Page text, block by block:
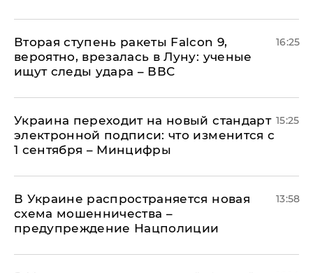
Вторая ступень ракеты Falcon 9,
вероятно, врезалась в Луну: ученые
ищут следы удара – ВВС
16:25
Украина переходит на новый стандарт
электронной подписи: что изменится с
1 сентября – Минцифры
15:25
В Украине распространяется новая
схема мошенничества –
предупреждение Нацполиции
13:58